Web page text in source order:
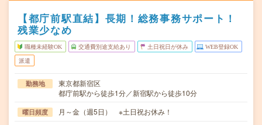
【都庁前駅直結】長期！総務事務サポート！
残業少なめ
職種未経験OK 交通費別途支給あり 土日祝日が休み WEB登録OK
派遣
勤務地
東京都新宿区
都庁前駅から徒歩1分／新宿駅から徒歩10分
曜日頻度 月～金（週5日） ※土日祝お休み！